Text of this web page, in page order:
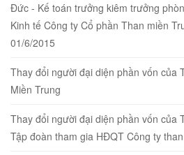
Đức - Kế toán trưởng kiêm trưởng
Kinh tế Công ty Cổ phần Than miền
01/6/2015
Thay đổi người đại diện phần vốn của
Miền Trung
Thay đổi người đại diện phần vốn của
Tập đoàn tham gia HĐQT Công ty